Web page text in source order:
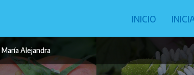
INICIO
María Alejandra